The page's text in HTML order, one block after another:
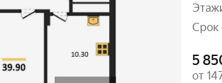
Срок
5
от